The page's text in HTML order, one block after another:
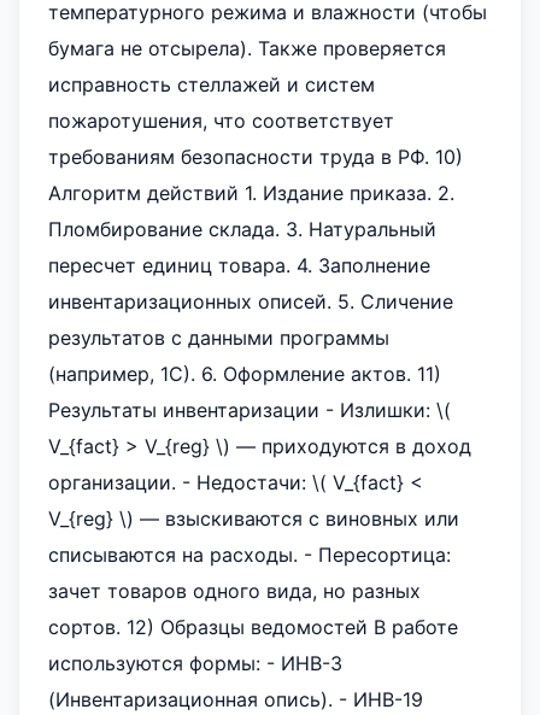
температурного режима и влажности (чтобы
бумага не отсырела). Также проверяется
исправность стеллажей и систем
пожаротушения, что соответствует
требованиям безопасности труда в РФ. 10)
Алгоритм действий 1. Издание приказа. 2.
Пломбирование склада. 3. Натуральный
пересчет единиц товара. 4. Заполнение
инвентаризационных описей. 5. Сличение
результатов с данными программы
(например, 1С). 6. Оформление актов. 11)
Результаты инвентаризации - Излишки: \(
V_{fact} > V_{reg} \) — приходуются в доход
организации. - Недостачи: \( V_{fact} <
V_{reg} \) — взыскиваются с виновных или
списываются на расходы. - Пересортица:
зачет товаров одного вида, но разных
сортов. 12) Образцы ведомостей В работе
используются формы: - ИНВ-3
(Инвентаризационная опись). - ИНВ-19